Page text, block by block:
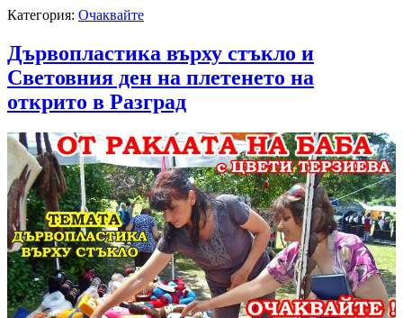
Категория: Очаквайте
Дървопластика върху стъкло и
Световния ден на плетенето на
открито в Разград